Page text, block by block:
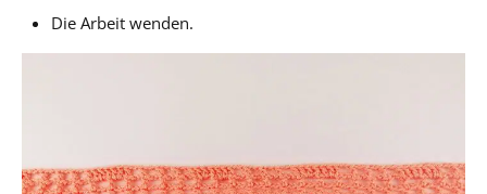
Die Arbeit wenden.